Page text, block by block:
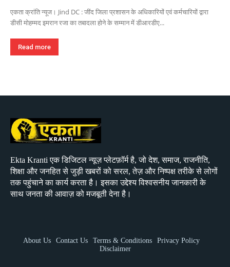
एकता क्रांति न्यूज। Jind DC : जींद जिला प्रशासन के अधिकारियों एवं कर्मचारियों द्वारा
डीसी मोहम्मद इमरान रजा का तबादला होने के सम्मान में डीआरडीए...
Read more
Ekta Kranti एक डिजिटल न्यूज़ प्लेटफ़ॉर्म है, जो देश, समाज, राजनीति,
शिक्षा और जनहित से जुड़ी खबरों को सरल, तेज़ और निष्पक्ष तरीके से लोगों
तक पहुंचाने का कार्य करता है। इसका उद्देश्य विश्वसनीय जानकारी के
साथ जनता की आवाज़ को मजबूती देना है।
About Us Contact Us Terms & Conditions
Privacy Policy
Disclaimer